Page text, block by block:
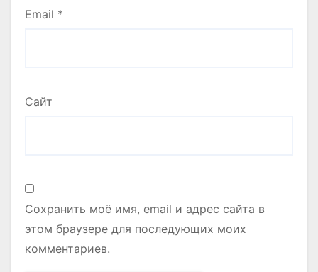
Email *
Сайт
Сохранить моё имя, email и адрес сайта в
этом браузере для последующих моих
комментариев.